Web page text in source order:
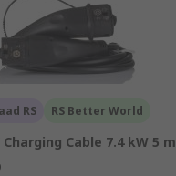
RS RS Better World
Charging Cable 7.4 kW 5 m